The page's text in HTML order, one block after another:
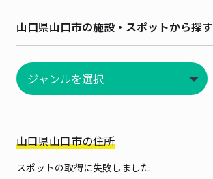
山口県山口市の施設・スポットから探す
山口県山口市の住所
スポットの取得に失敗しました